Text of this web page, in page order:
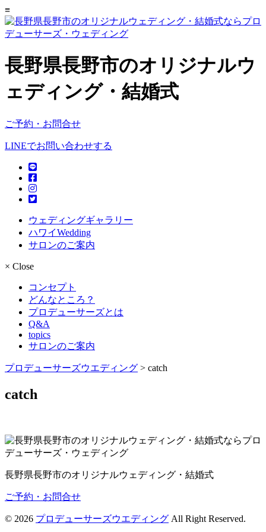
≡
長野県長野市のオリジナルウ
ェディング・結婚式
ご予約・お問合せ
LINEでお問い合わせする
ウェディングギャラリー
ハワイWedding
サロンのご案内
× Close
コンセプト
どんなところ？
プロデューサーズとは
Q&A
topics
サロンのご案内
プロデューサーズウエディング > catch
catch
長野県長野市のオリジナルウェディング・結婚式
ご予約・お問合せ
© 2026 プロデューサーズウエディング All Right Reserved.